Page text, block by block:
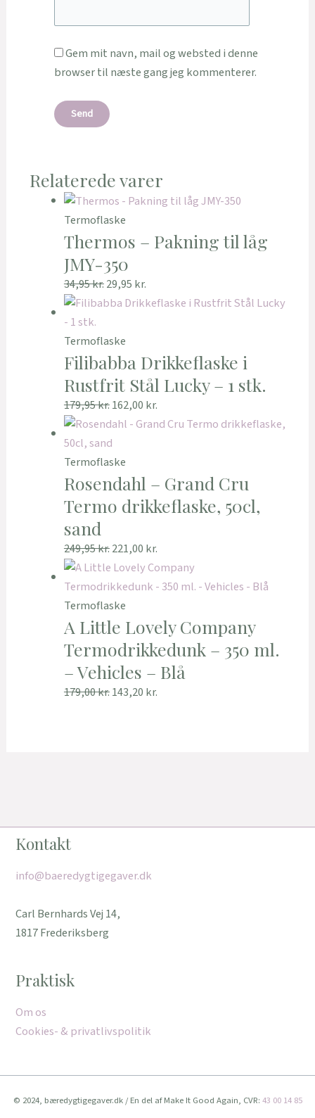
Gem mit navn, mail og websted i denne
browser til næste gang jeg kommenterer.
Relaterede varer
Termoflaske
Thermos – Pakning til låg
JMY-350
34,95kr.29,95 kr.
Termoflaske
Filibabba Drikkeflaske i
Rustfrit Stål Lucky – 1 stk.
179,95kr.162,00 kr.
Termoflaske
Rosendahl – Grand Cru
Termo drikkeflaske, 50cl,
sand
249,95kr.221,00 kr.
Termoflaske
A Little Lovely Company
Termodrikkedunk – 350 ml.
– Vehicles – Blå
179,00kr.143,20 kr.
Kontakt
info@baeredygtigegaver.dk
Carl Bernhards Vej 14,
1817 Frederiksberg
Praktisk
Om os
Cookies- & privatlivspolitik
© 2024, bæredygtigegaver.dk / En del af Make It Good Again, CVR: 43 00 14 85